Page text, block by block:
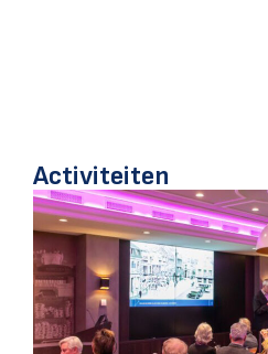
Activiteiten